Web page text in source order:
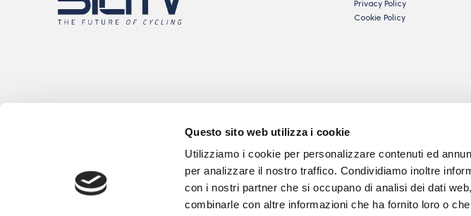
Questo sito web utilizza i cookie
Utilizziamo i cookie per personalizzare contenuti ed
per analizzare il nostro traffico. Condividiamo inoltre
con i nostri partner che si occupano di analisi dei dati
combinarle con altre informazioni che ha fornito loro o
Privacy Policy
Cookie Policy